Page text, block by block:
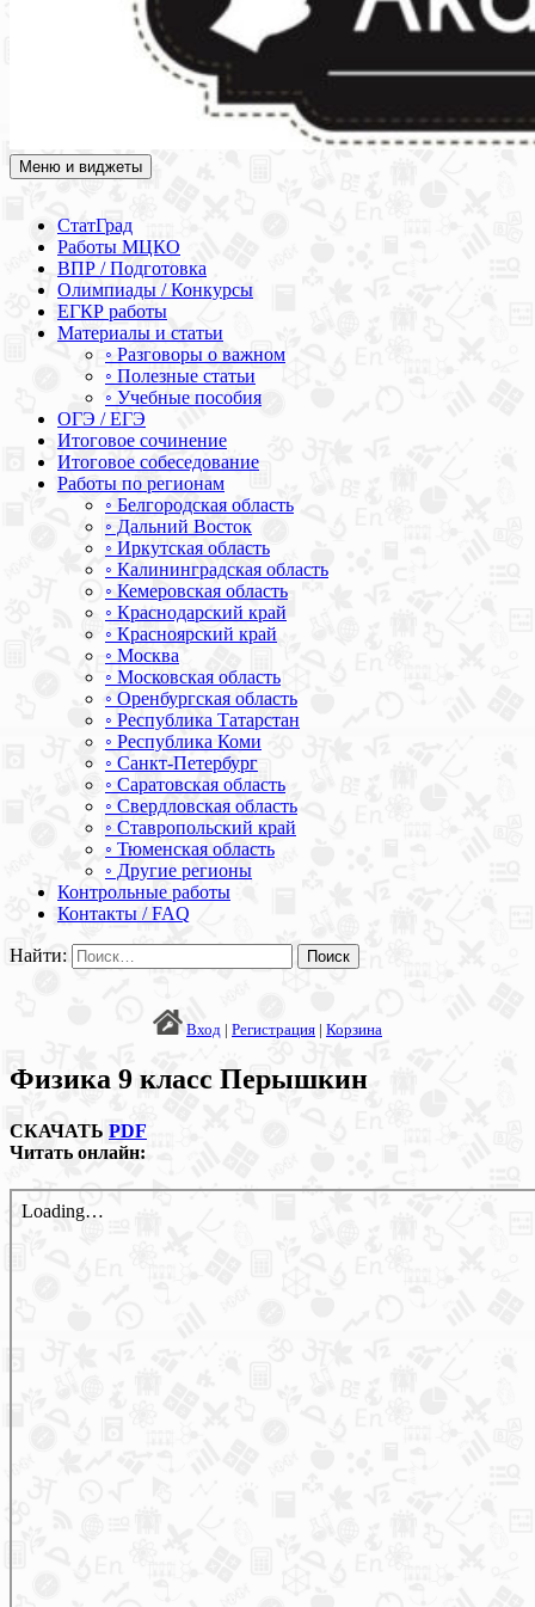
Академия СОВА
Подготовка к ЕГЭ, ОГЭ, ВПР, МЦКО, СтатГрад, КДР, ВОШ,
Меню и виджеты
СтатГрад
Работы МЦКО
ВПР / Подготовка
Олимпиады / Конкурсы
ЕГКР работы
Материалы и статьи
◦ Разговоры о важном
◦ Полезные статьи
◦ Учебные пособия
ОГЭ / ЕГЭ
Итоговое сочинение
Итоговое собеседование
Работы по регионам
◦ Белгородская область
◦ Дальний Восток
◦ Иркутская область
◦ Калининградская область
◦ Кемеровская область
◦ Краснодарский край
◦ Красноярский край
◦ Москва
◦ Московская область
◦ Оренбургская область
◦ Республика Татарстан
◦ Республика Коми
◦ Санкт-Петербург
◦ Саратовская область
◦ Свердловская область
◦ Ставропольский край
◦ Тюменская область
◦ Другие регионы
Контрольные работы
Контакты / FAQ
Найти:
Вход | Регистрация | Корзина
Физика 9 класс Перышкин
СКАЧАТЬ PDF
Читать онлайн: